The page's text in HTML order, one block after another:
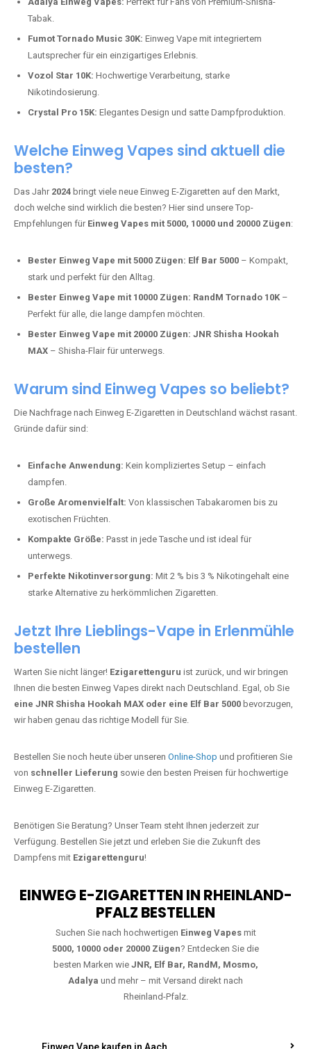
Tabak.
Fumot Tornado Music 30K: Einweg Vape mit integriertem
Lautsprecher für ein einzigartiges Erlebnis.
Vozol Star 10K: Hochwertige Verarbeitung, starke
Nikotindosierung.
Crystal Pro 15K: Elegantes Design und satte Dampfproduktion.
Welche Einweg Vapes sind aktuell die
besten?
Das Jahr 2024 bringt viele neue Einweg E-Zigaretten auf den Markt,
doch welche sind wirklich die besten? Hier sind unsere Top-
Empfehlungen für Einweg Vapes mit 5000, 10000 und 20000 Zügen:
Bester Einweg Vape mit 5000 Zügen: Elf Bar 5000 – Kompakt,
stark und perfekt für den Alltag.
Bester Einweg Vape mit 10000 Zügen: RandM Tornado 10K –
Perfekt für alle, die lange dampfen möchten.
Bester Einweg Vape mit 20000 Zügen: JNR Shisha Hookah
MAX – Shisha-Flair für unterwegs.
Warum sind Einweg Vapes so beliebt?
Die Nachfrage nach Einweg E-Zigaretten in Deutschland wächst rasant.
Gründe dafür sind:
Einfache Anwendung: Kein kompliziertes Setup – einfach
dampfen.
Große Aromenvielfalt: Von klassischen Tabakaromen bis zu
exotischen Früchten.
Kompakte Größe: Passt in jede Tasche und ist ideal für
unterwegs.
Perfekte Nikotinversorgung: Mit 2 % bis 3 % Nikotingehalt eine
starke Alternative zu herkömmlichen Zigaretten.
Jetzt Ihre Lieblings-Vape in Erlenmühle
bestellen
Warten Sie nicht länger! Ezigarettenguru ist zurück, und wir bringen
Ihnen die besten Einweg Vapes direkt nach Deutschland. Egal, ob Sie
eine JNR Shisha Hookah MAX oder eine Elf Bar 5000 bevorzugen,
wir haben genau das richtige Modell für Sie.
Bestellen Sie noch heute über unseren Online-Shop und profitieren Sie
von schneller Lieferung sowie den besten Preisen für hochwertige
Einweg E-Zigaretten.
Benötigen Sie Beratung? Unser Team steht Ihnen jederzeit zur
Verfügung. Bestellen Sie jetzt und erleben Sie die Zukunft des
Dampfens mit Ezigarettenguru!
EINWEG E-ZIGARETTEN IN RHEINLAND-
PFALZ BESTELLEN
Suchen Sie nach hochwertigen Einweg Vapesmit
5000, 10000 oder 20000 Zügen? Entdecken Sie die
besten Marken wie JNR, Elf Bar, RandM, Mosmo,
Adalya und mehr – mit Versand direkt nach
Rheinland-Pfalz.